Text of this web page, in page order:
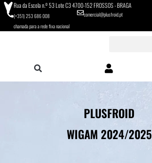
Rua da Escola n.º 53 Lote C3 4700-152 FROSSOS - BRAGA
(+351) 253 686 008
chamada para a rede fixa nacional
comercial@plusfroid.pt
PLUSFROID
WIGAM 2024/2025